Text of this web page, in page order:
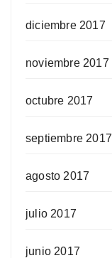
diciembre 2017
noviembre 2017
octubre 2017
septiembre 2017
agosto 2017
julio 2017
junio 2017